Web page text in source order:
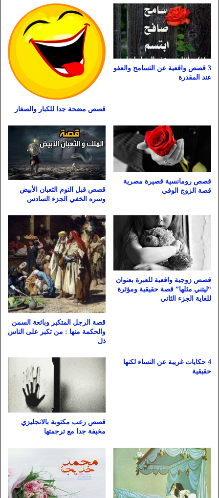
3 قصص واقعية عن التسامح والعفو
عند المقدرة
قصص مضحة جدا للكبار والصغار
قصص رومانسية قصيرة مصرية
قصة الزوج الوفي
قصص قبل النوم الثعبان الأبيض
وسره الخفي الجزء السادس
قصص زوجية واقعية للعبرة بعنوان
“ليتني مثلها” قصة حقيقية ومؤثرة
للغاية الجزء الثاني
قصة الرجل المتكبر وبائعة السمن
والحكمة منها : من تكبر على الناس
ذل
4 حكايات غريبة عن النساء لكنها
حقيقية
قصص رعب مكتوبة بالانجليزي
مخيفة جدا مع ترجمتها